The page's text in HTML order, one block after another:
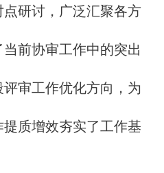
研讨，广泛汇聚各方
前协审工作中的突出
审工作优化方向，为
质增效夯实了工作基